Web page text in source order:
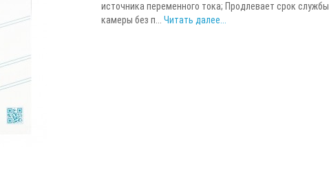
источника переменного тока; Продлевает срок службы
камеры без п... Читать далее...